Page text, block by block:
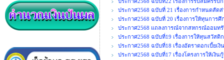
ประกาศ2568 ฉบับที่ 21 เรื่องการกำหนดสัด
ประกาศ2568 ฉบับที่ 20 เรื่องการให้ทุนการ
ประกาศ2568 แถลงการณ์จากสหกรณ์ออม
ประกาศ2568 ฉบับที่19 เรื่องการให้ทุนสวัสดิ
ประกาศ2568 ฉบับที่18 เรื่องอัตราดอกเบี้ยเ
ประกาศ2568 ฉบับที่17 เรื่องโครงการให้เงิน